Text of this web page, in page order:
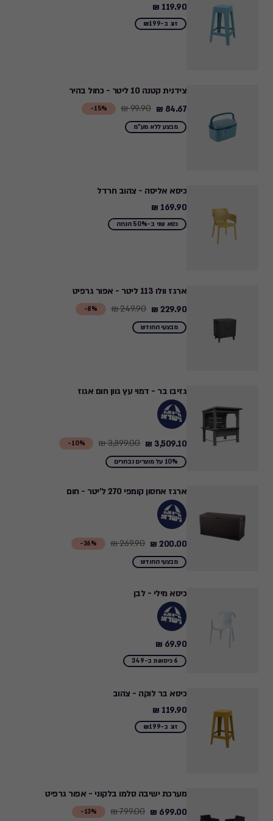
119.90
₪
119.90 ₪
זוג ב-₪199
צידנית קטנה 10 ליטר - כחול בהיר
15%-
Price
from
84.67 ₪
99.90 ₪
מבצע ללא מע"מ
כיסא אליסה - צהוב חרדל
169.90
₪
169.90 ₪
כסא שני ב-50% הנחה
ארגז וולו 113 ליטר - אפור גרפיט
8%-
Price
from
₪
229.90 ₪
249.90 ₪
מבצעי החודש
גזיבו בר - דמוי עץ גוון חום אגוז
10%-
Price
from
₪
to
3,509.10
3,509.10 ₪
3,899.00 ₪
10% על מוצרים נבחרים
ארגז אחסון קומפי 270 ל'יטר - חום
26%-
Price
from
₪
to
200.00
200.00 ₪
269.90 ₪
מבצעי החודש
כיסא מילי - לבן
69.90
₪
69.90 ₪
6 כיסאות ב-349
כיסא בר לוקה - צהוב
119.90
₪
119.90 ₪
זוג ב-₪199
מערכת ישיבה סלמו בלקוני - אפור גרפיט
13%- Price
699.00 ₪
799.00 ₪